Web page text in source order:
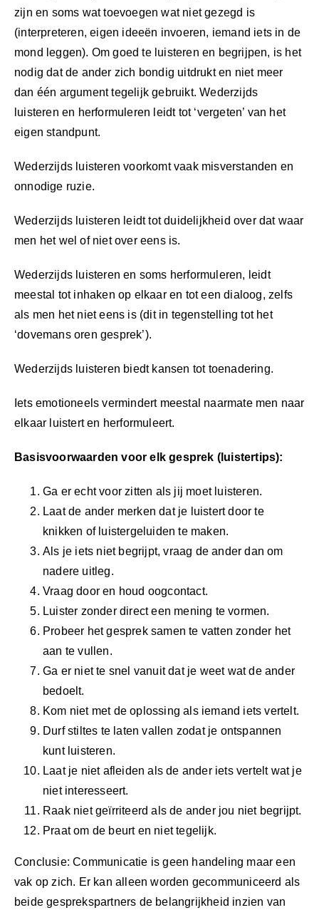
zijn en soms wat toevoegen wat niet gezegd is
(interpreteren, eigen ideeën invoeren, iemand iets in de
mond leggen). Om goed te luisteren en begrijpen, is het
nodig dat de ander zich bondig uitdrukt en niet meer
dan één argument tegelijk gebruikt. Wederzijds
luisteren en herformuleren leidt tot ‘vergeten’ van het
eigen standpunt.
Wederzijds luisteren voorkomt vaak misverstanden en
onnodige ruzie.
Wederzijds luisteren leidt tot duidelijkheid over dat waar
men het wel of niet over eens is.
Wederzijds luisteren en soms herformuleren, leidt
meestal tot inhaken op elkaar en tot een dialoog, zelfs
als men het niet eens is (dit in tegenstelling tot het
‘dovemans oren gesprek’).
Wederzijds luisteren biedt kansen tot toenadering.
Iets emotioneels vermindert meestal naarmate men naar
elkaar luistert en herformuleert.
Basisvoorwaarden voor elk gesprek (luistertips):
Ga er echt voor zitten als jij moet luisteren.
Laat de ander merken dat je luistert door te
knikken of luistergeluiden te maken.
Als je iets niet begrijpt, vraag de ander dan om
nadere uitleg.
Vraag door en houd oogcontact.
Luister zonder direct een mening te vormen.
Probeer het gesprek samen te vatten zonder het
aan te vullen.
Ga er niet te snel vanuit dat je weet wat de ander
bedoelt.
Kom niet met de oplossing als iemand iets vertelt.
Durf stiltes te laten vallen zodat je ontspannen
kunt luisteren.
Laat je niet afleiden als de ander iets vertelt wat je
niet interesseert.
Raak niet geïrriteerd als de ander jou niet begrijpt.
Praat om de beurt en niet tegelijk.
Conclusie: Communicatie is geen handeling maar een
vak op zich. Er kan alleen worden gecommuniceerd als
beide gesprekspartners de belangrijkheid inzien van